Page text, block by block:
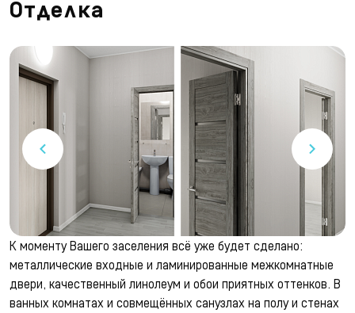
Отделка
К моменту Вашего заселения всё уже будет сделано:
металлические входные и ламинированные межкомнатные
двери, качественный линолеум и обои приятных оттенков. В
ванных комнатах и совмещённых санузлах на полу и стенах